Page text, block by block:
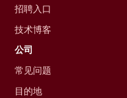
招聘入口
技术博客
公司
常见问题
目的地